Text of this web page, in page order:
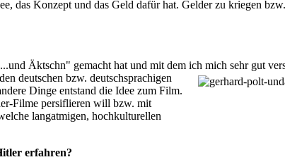
das Konzept und das Geld dafür hat. Gelder zu kriegen
Äktschn" gemacht hat und mit dem ich mich sehr gut
deutschen bzw. deutschsprachigen
Dinge entstand die Idee zum Film.
Filme persiflieren will bzw. mit
langatmigen, hochkulturellen
erfahren?